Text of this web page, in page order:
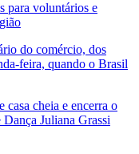
para voluntários e
do comércio, dos
feira, quando o Brasil
casa cheia e encerra o
Juliana Grassi